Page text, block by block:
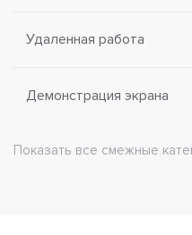
Удаленная работа
Демонстрация экрана
Показать все смежные